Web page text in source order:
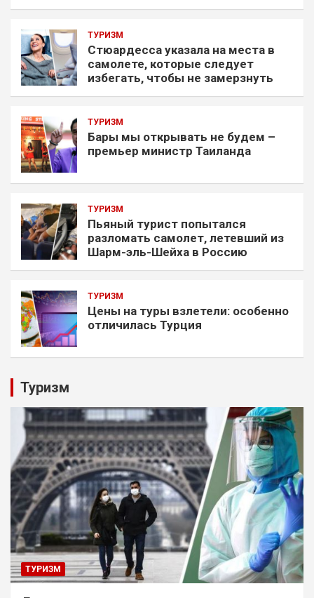
ТУРИЗМ
Стюардесса указала на места в
самолете, которые следует
избегать, чтобы не замерзнуть
ТУРИЗМ
Бары мы открывать не будем –
премьер министр Таиланда
ТУРИЗМ
Пьяный турист попытался
разломать самолет, летевший из
Шарм-эль-Шейха в Россию
ТУРИЗМ
Цены на туры взлетели: особенно
отличилась Турция
Туризм
ТУРИЗМ